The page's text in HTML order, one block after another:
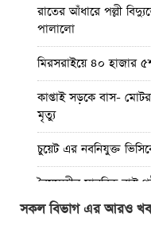
রাতের আঁধারে পল্লী
পালালো
মিরসরাইয়ে ৪০ হাজার
কাপ্তাই সড়কে বাস-
মৃত্যু
চুয়েট এর নবনিযুক্ত
বৈষম্যহীন মানবিক
জানাতে হবে : জননেতা
সকল বিভাগ এর আরও